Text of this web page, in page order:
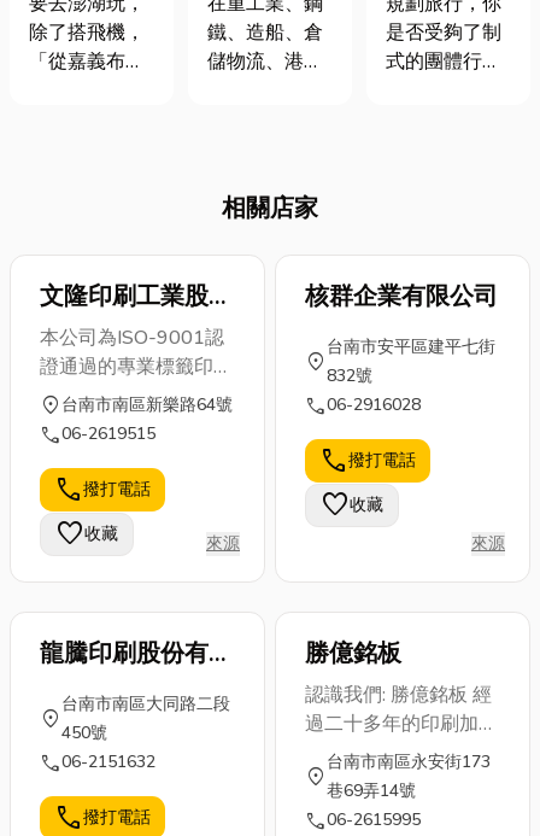
不再傻傻排隊
等公車！嘉義
除了搭飛機，
「從嘉義布袋
而，對於第一
次從布袋出發
的朋友來說，
如何搞定交通
接駁、抓準乘
船時間、甚至
在等船空檔找
好吃的，往往
是出發前最頭
痛的事。本篇
特別整理了
「嘉...
點一次看懂
鐵、造船、倉
儲物流、港口
其是大型天
載重能力與高
效率運作，為
許多工程現場
與生產線提供
穩定的搬運支
援。不過對於
初次接觸天車
的人來說，市
多、製造商眾
多，究竟該怎
麼挑選...
駕？包車旅遊
給你專屬的自
是否受夠了制
式的團體行
找的理想方
案！這不僅僅
擇，更是一種
驗景點、盡享
高度彈性與個
人化的旅行方
式。它將傳統
的「移動過
程」轉化為
「專屬、...
相關店家
文隆印刷工業股份
有限公司
本公司為ISO-9001認
證通過的專業標籤印刷
工廠，成立至今已有
40年專業印刷經驗。
佔地八百多坪，除本廠
外，另設有台北辦事
處。
location_on 台南市南區新樂路64號
call06-2619515
call撥打電話
favorite收藏 來源
核群企業有限公司
location_on
台南市安平區建平七街
832號
call06-2916028
call撥打電話
favorite收藏
來源
龍騰印刷股份有限
公司
location_on
台南市南區大同路二段
450號
call06-2151632
call撥打電話
勝億銘板
認識我們: 勝億銘板 經
過二十多年的印刷加工
與代工經驗,如今在台
灣台南和大陸的東莞皆
有設置加工廠,我們生
location_on
台南市南區永安街173
巷69弄14號
call06-2615995